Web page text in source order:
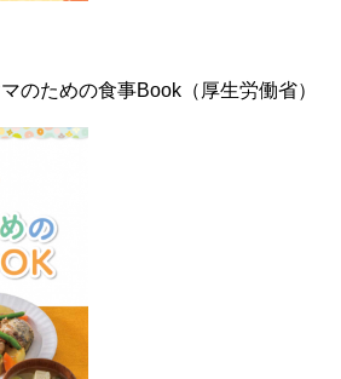
のための食事Book（厚生労働省）